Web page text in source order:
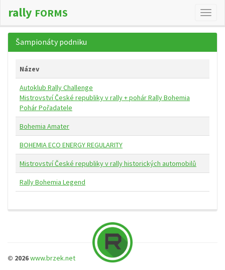
Změna
rally FORMS
Šampionáty podniku
Název
Autoklub Rally Challenge
Mistrovství České republiky v rally + pohár Rally Bohemia
Pohár Pořadatele
Bohemia Amater
BOHEMIA ECO ENERGY REGULARITY
Mistrovství České republiky v rally historických automobilů
Rally Bohemia Legend
© 2026www.brzek.net